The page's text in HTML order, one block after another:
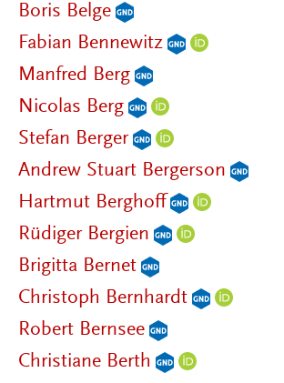
Boris Belge
Fabian Bennewitz
Manfred Berg
Nicolas Berg
Stefan Berger
Andrew Stuart Bergerson
Hartmut Berghoff
Rüdiger Bergien
Brigitta Bernet
Christoph Bernhardt
Robert Bernsee
Christiane Berth